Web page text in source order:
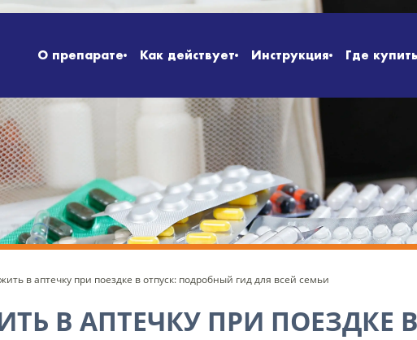
О препарате Как действует Инструкция Где купить
в аптечку при поездке в отпуск: подробный гид для всей семьи
В АПТЕЧКУ ПРИ ПОЕЗДКЕ